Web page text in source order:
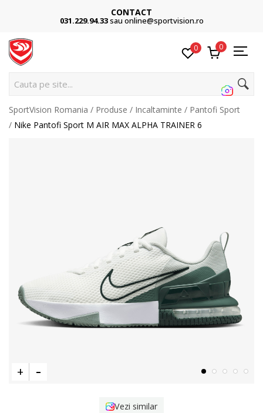
CONTACT
031.229.94.33sau online@sportvision.ro
0 0
Cauta pe site...
SportVision Romania Produse Incaltaminte
Pantofi Sport
Nike Pantofi Sport M AIR MAX ALPHA TRAINER 6
Vezi similar